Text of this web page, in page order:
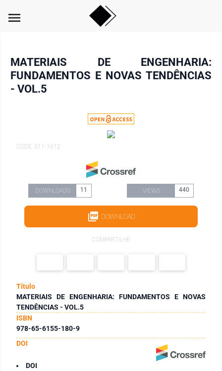
menu
MATERIAIS DE ENGENHARIA:
FUNDAMENTOS E NOVAS TENDÊNCIAS
- VOL.5
CODE: 511-1612
DOWNLOADS 11 VIEWS 440
DOWNLOAD
COMPARTILHE
Título
MATERIAIS DE ENGENHARIA: FUNDAMENTOS E NOVAS
TENDÊNCIAS - VOL.5
ISBN
978-65-6155-180-9
DOI
DOI